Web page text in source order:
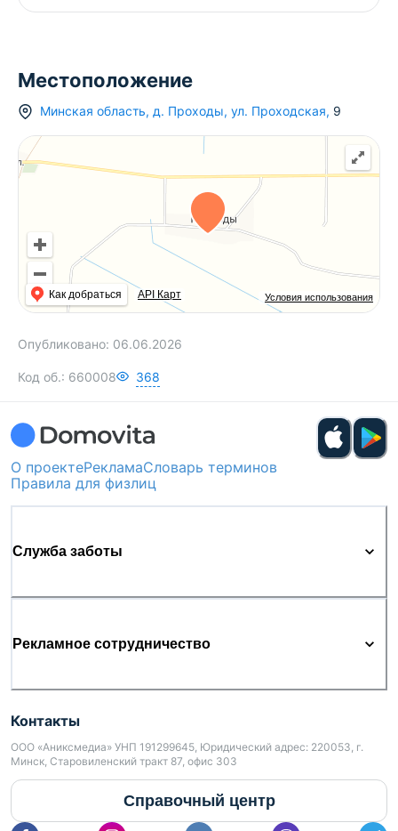
Местоположение
Минская область, д. Проходы, ул. Проходская, 9
Условия использования
Как добраться API Карт
Опубликовано: 06.06.2026
Код об.: 660008 368
О проектеРекламаСловарь терминов
Правила для физлиц
Служба заботы
Рекламное сотрудничество
Контакты
ООО «Аниксмедиа» УНП 191299645, Юридический адрес: 220053, г.
Минск, Старовиленский тракт 87, офис 303
Справочный центр